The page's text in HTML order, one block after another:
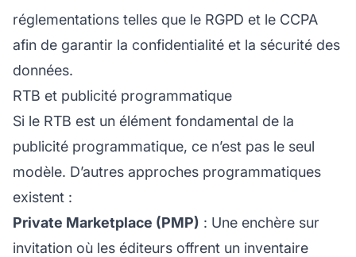
réglementations telles que le RGPD et le CCPA
afin de garantir la confidentialité et la sécurité des
données.
RTB et publicité programmatique
Si le RTB est un élément fondamental de la
publicité programmatique, ce n’est pas le seul
modèle. D’autres approches programmatiques
existent :
Private Marketplace (PMP) : Une enchère sur
invitation où les éditeurs offrent un inventaire